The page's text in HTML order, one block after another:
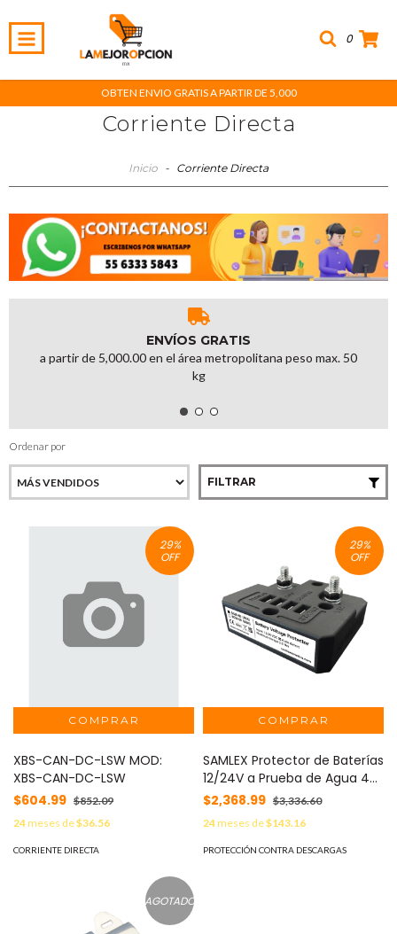
0
OBTEN ENVIO GRATIS A PARTIR DE 5,000
Corriente Directa
Inicio - Corriente Directa
ENVÍOS GRATIS
a partir de 5,000.00 en el área metropolitana peso max. 50
kg
Ordenar por
FILTRAR
29%
OFF
XBS-CAN-DC-LSW MOD:
XBS-CAN-DC-LSW
$604.99 $852.09
24meses de$36.56
CORRIENTE DIRECTA
29%
OFF
SAMLEX Protector de Baterías
12/24V a Prueba de Agua 40
A MOD: BGW40
$2,368.99 $3,336.60
24meses de$143.16
PROTECCIÓN CONTRA DESCARGAS
AGOTADO